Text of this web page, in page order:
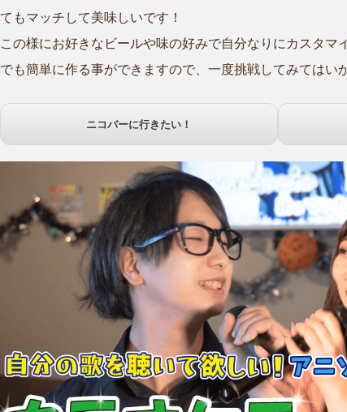
てもマッチして美味しいです！
この様にお好きなビールや味の好みで自分なりにカスタマ
でも簡単に作る事ができますので、一度挑戦してみてはい
ニコバーに行きたい！